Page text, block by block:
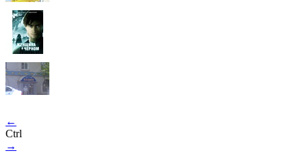
←
Ctrl
→